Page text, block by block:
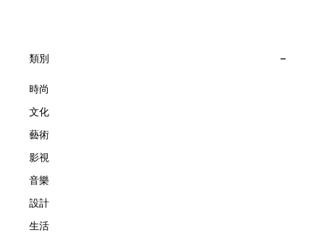
子，以及訴說時間的珠寶。每個主題展區都有精美的佈置回應
大主題展區，彰顯世家的核心價值。2010年，Van Cleef &
級鐘錶大賞（Grand Prix d'Horlogerie de Genève）中獲獎的
擁而吻。雙逆跳機芯精準驅動這場機械浪漫，讓時間不再是抽
象概念，而是心跳的律動。 故事並未完結，2025年推出的
Lady Arpels Bal des Amoureux
類別
時尚
文化
藝術
影視
音樂
設計
生活